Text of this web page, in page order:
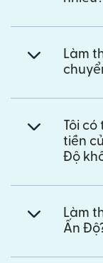
Làm
Tôi
tiền
Độ
Làm
Ấn